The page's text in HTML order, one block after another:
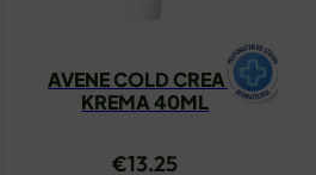
AVENE COLD CREAM
KREMA 40ML
€13.25